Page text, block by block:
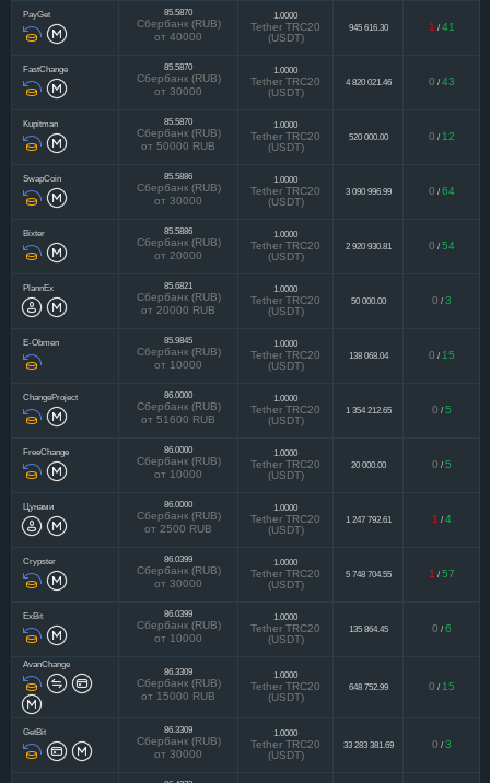
PayGet 85.5870
Сбербанк (RUB)
от 40000
1.0000
Tether TRC20
(USDT)
945 616.30 1 / 41
FastChange 85.5870
Сбербанк (RUB)
от 30000
1.0000
Tether TRC20
(USDT)
4 820 021.46 0 / 43
Kupitman 85.5870
Сбербанк (RUB)
от 50000 RUB
1.0000
Tether TRC20
(USDT)
520 000.00 0 / 12
SwapCoin 85.5886
Сбербанк (RUB)
от 30000
1.0000
Tether TRC20
(USDT)
3 090 996.99 0 / 64
Bixter 85.5886
Сбербанк (RUB)
от 20000
1.0000
Tether TRC20
(USDT)
2 920 930.81 0 / 54
PlannEx 85.6821
Сбербанк (RUB)
от 20000 RUB
1.0000
Tether TRC20
(USDT)
50 000.00 0 / 3
E-Obmen 85.9845
Сбербанк (RUB)
от 10000
1.0000
Tether TRC20
(USDT)
138 068.04 0 / 15
ChangeProject 86.0000
Сбербанк (RUB)
от 51600 RUB
1.0000
Tether TRC20
(USDT)
1 354 212.65 0 / 5
FreeChange 86.0000
Сбербанк (RUB)
от 10000
1.0000
Tether TRC20
(USDT)
20 000.00 0 / 5
Цунами 86.0000
Сбербанк (RUB)
от 2500 RUB
1.0000
Tether TRC20
(USDT)
1 247 792.61 1 / 4
Crypster 86.0399
Сбербанк (RUB)
от 30000
1.0000
Tether TRC20
(USDT)
5 748 704.55 1 / 57
ExBit 86.0399
Сбербанк (RUB)
от 10000
1.0000
Tether TRC20
(USDT)
135 864.45 0 / 6
AvanChange
86.3309
Сбербанк (RUB)
от 15000 RUB
1.0000
Tether TRC20
(USDT)
648 752.99 0 / 15
GetBit 86.3309
Сбербанк (RUB)
от 30000
1.0000
Tether TRC20
(USDT)
33 283 381.69 0 / 3